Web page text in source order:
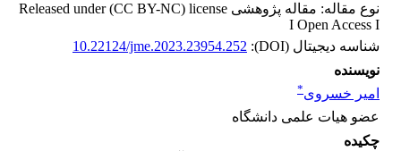
نوع مقاله: مقاله پژوهشی Released under (CC BY-NC) license
I Open Access I
شناسه دیجیتال (DOI):
10.22124/jme.2023.23954.252
نویسنده
امیر خسروی*
عضو هیات علمی دانشگاه
چکیده